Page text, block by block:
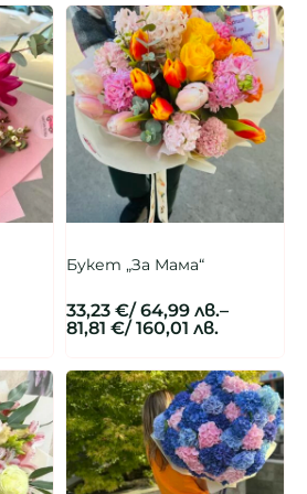
Букет „За Мама“
33,23 €/ 64,99 лв.–
81,81 €/ 160,01 лв.